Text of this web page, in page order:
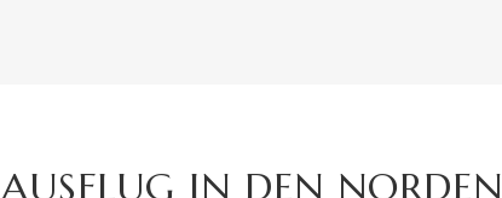
AUSFLUG IN DEN NORDEN